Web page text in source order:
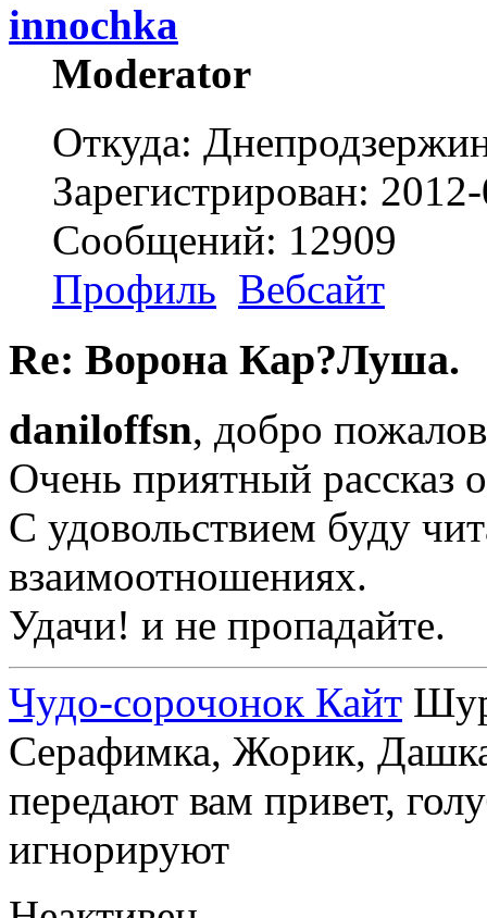
innochka
Moderator
Откуда:
Зарегистрирован:
Сообщений: 12909
Профиль Вебсайт
Re: Ворона Кар?Луша.
daniloffsn, добро
Очень приятный рассказ
С удовольствием буду
взаимоотношениях.
Удачи! и не пропадайте.
Чудо-сорочонок Кайт
Серафимка, Жорик,
передают вам привет,
игнорируют